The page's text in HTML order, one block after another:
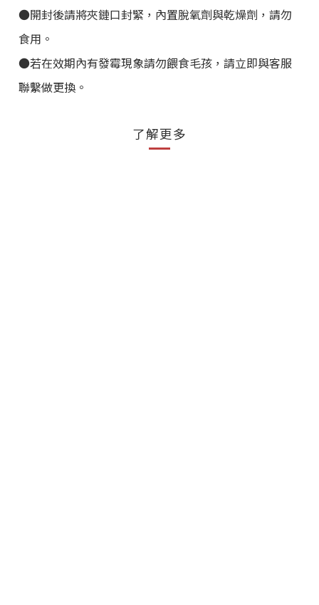
●開封後請將夾鏈口封緊，內置脫氧劑與乾燥劑，請勿
食用。
●若在效期內有發霉現象請勿餵食毛孩，請立即與客服
聯繫做更換。
了解更多